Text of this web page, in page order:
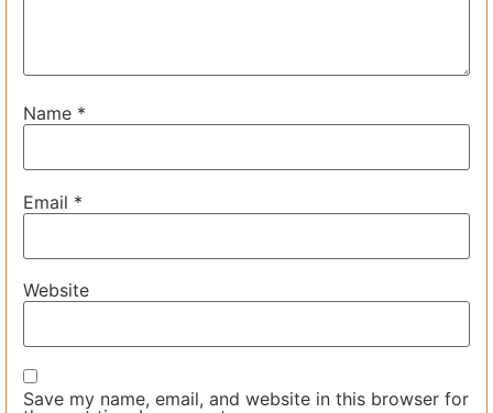
Name *
Email *
Website
Save my name, email, and website in this browser for